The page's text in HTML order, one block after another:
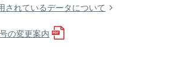
されているデータについて
の変更案内